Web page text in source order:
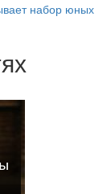
набор юных